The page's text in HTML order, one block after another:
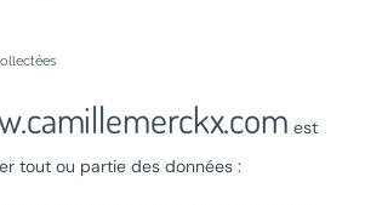
est
tout ou partie des données :